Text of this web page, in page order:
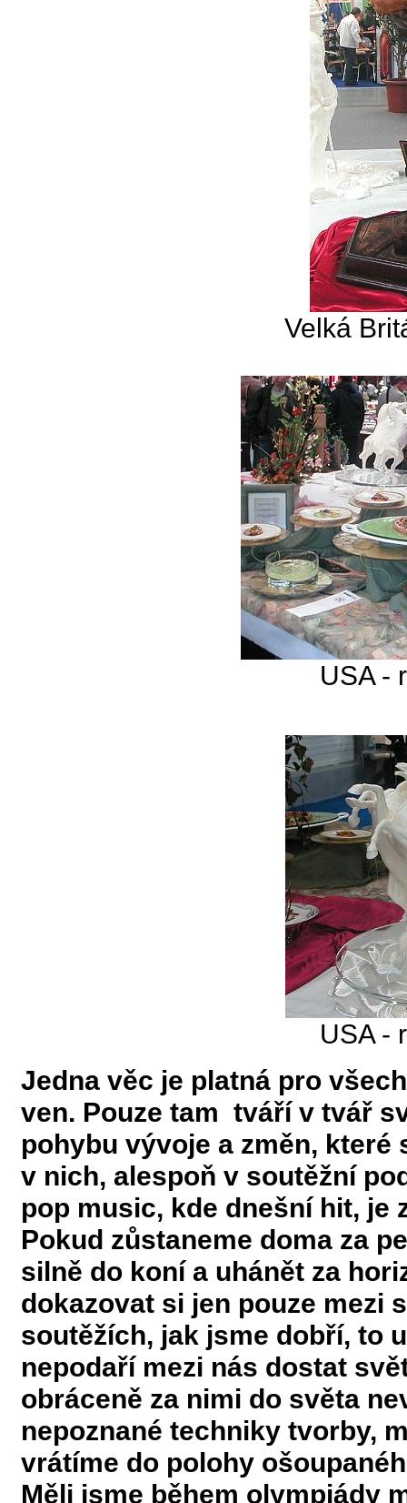
Velká
USA -
USA -
Jedna věc je platná pro
ven. Pouze tam tváří v tvář
pohybu vývoje a změn,
v nich, alespoň v soutěžní
pop music, kde dnešní hit, je
Pokud zůstaneme doma za
silně do koní a uhánět za
dokazovat si jen pouze mezi
soutěžích, jak jsme dobří, to
nepodaří mezi nás dostat
obráceně za nimi do světa
nepoznané techniky tvorby,
vrátíme do polohy
Měli jsme během olympiády